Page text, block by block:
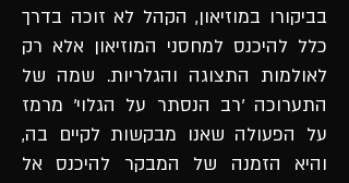
בביקורו במוזיאון, הקהל לא זוכה בדרך
כלל להיכנס למחסני המוזיאון אלא רק
לאולמות התצוגה והגלריות. שמה של
התערוכה 'רב הנסתר על הגלוי' מרמז
על הפעולה שאנו מבקשות לקיים בה,
והיא הזמנה של המבקר להיכנס אל